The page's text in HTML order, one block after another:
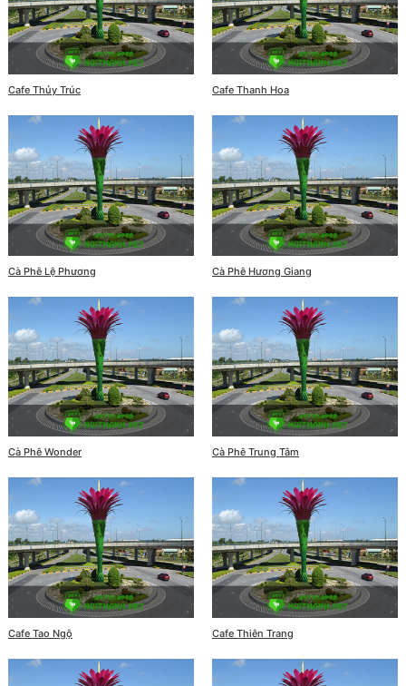
Cafe Thủy Trúc Cafe Thanh Hoa
Cà Phê Lệ Phương Cà Phê Hương Giang
Cà Phê Wonder Cà Phê Trung Tâm
Cafe Tao Ngộ Cafe Thiên Trang